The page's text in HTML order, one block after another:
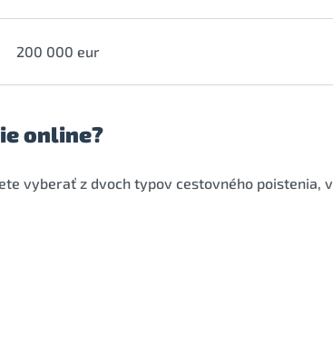
200 000 eur
online?
vyberať z dvoch typov cestovného poistenia, v